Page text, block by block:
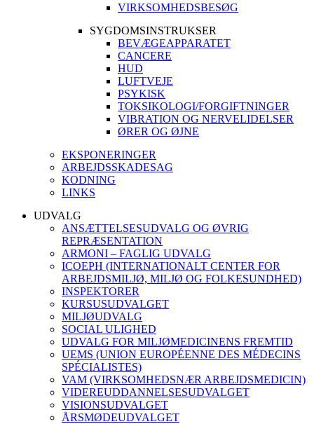
VIRKSOMHEDSBESØG
SYGDOMSINSTRUKSER
BEVÆGEAPPARATET
CANCERE
HUD
LUFTVEJE
PSYKISK
TOKSIKOLOGI/FORGIFTNINGER
VIBRATION OG NERVELIDELSER
ØRER OG ØJNE
EKSPONERINGER
ARBEJDSSKADESAG
KODNING
LINKS
UDVALG
ANSÆTTELSESUDVALG OG ØVRIG
REPRÆSENTATION
ARMONI – FAGLIG UDVALG
ICOEPH (INTERNATIONALT CENTER FOR
ARBEJDSMILJØ, MILJØ OG FOLKESUNDHED)
INSPEKTORER
KURSUSUDVALGET
MILJØUDVALG
SOCIAL ULIGHED
UDVALG FOR MILJØMEDICINENS FREMTID
UEMS (UNION EUROPÉENNE DES MÉDECINS
SPÉCIALISTES)
VAM (VIRKSOMHEDSNÆR ARBEJDSMEDICIN)
VIDEREUDDANNELSESUDVALGET
VISIONSUDVALGET
ÅRSMØDEUDVALGET